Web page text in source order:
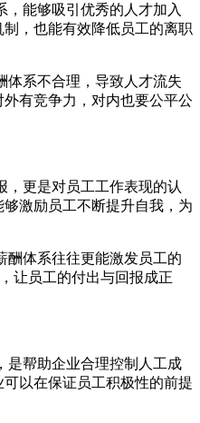
，能够吸引优秀的人才加入
，也能有效降低员工的离职
体系不合理，导致人才流失
有竞争力，对内也要公平公
，更是对员工工作表现的认
激励员工不断提升自我，为
酬体系往往更能激发员工的
让员工的付出与回报成正
是帮助企业合理控制人工成
以在保证员工积极性的前提